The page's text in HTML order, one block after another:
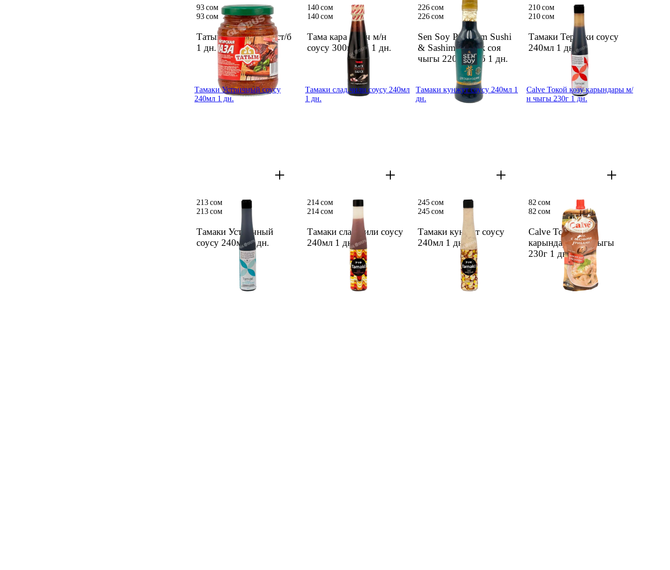
Татым лазасы 250г ст/б
1 дн.
93 сом
93 сом
Тама кара мурч м/н
соусу 300г ст/б 1 дн.
140 сом
140 сом
Sen Soy Premium Sushi
& Sashim кургак соя
чыгы 220мл ст/б 1 дн.
226 сом
226 сом
Тамаки Терияки соусу
240мл 1 дн.
210 сом
210 сом
Тамаки Устричный соусу
240мл 1 дн.
Тамаки Устричный
соусу 240мл1 дн.
213 сом
213 сом
Тамаки слад.чили соусу 240мл
1 дн.
Тамаки слад.чили соусу
240мл 1 дн.
214 сом
214 сом
Тамаки кунжут соусу 240мл 1
дн.
Тамаки кунжут соусу
240мл 1 дн.
245 сом
245 сом
Calve Токой козу карындары м/
н чыгы 230г 1 дн.
Calve Токой козу
карындары м/н чыгы
230г 1 дн.
82 сом
82 сом